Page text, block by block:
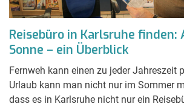
Reisebüro in Karlsruhe finden:
Sonne – ein Überblick
Fernweh kann einen zu jeder Jahreszeit
Urlaub kann man nicht nur im Sommer
dass es in Karlsruhe nicht nur ein